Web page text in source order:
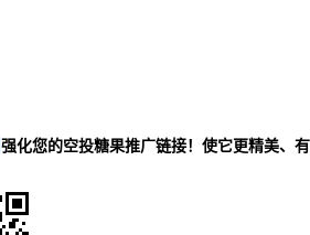
强化您的空投糖果推广链接！使它更精美、有